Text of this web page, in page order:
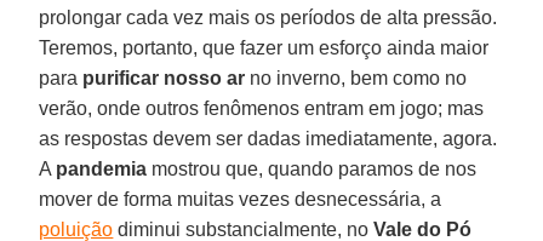
prolongar cada vez mais os períodos de alta pressão.
Teremos, portanto, que fazer um esforço ainda maior
para purificar nosso ar no inverno, bem como no
verão, onde outros fenômenos entram em jogo; mas
as respostas devem ser dadas imediatamente, agora.
A pandemia mostrou que, quando paramos de nos
mover de forma muitas vezes desnecessária, a
poluição diminui substancialmente, noVale do Pó